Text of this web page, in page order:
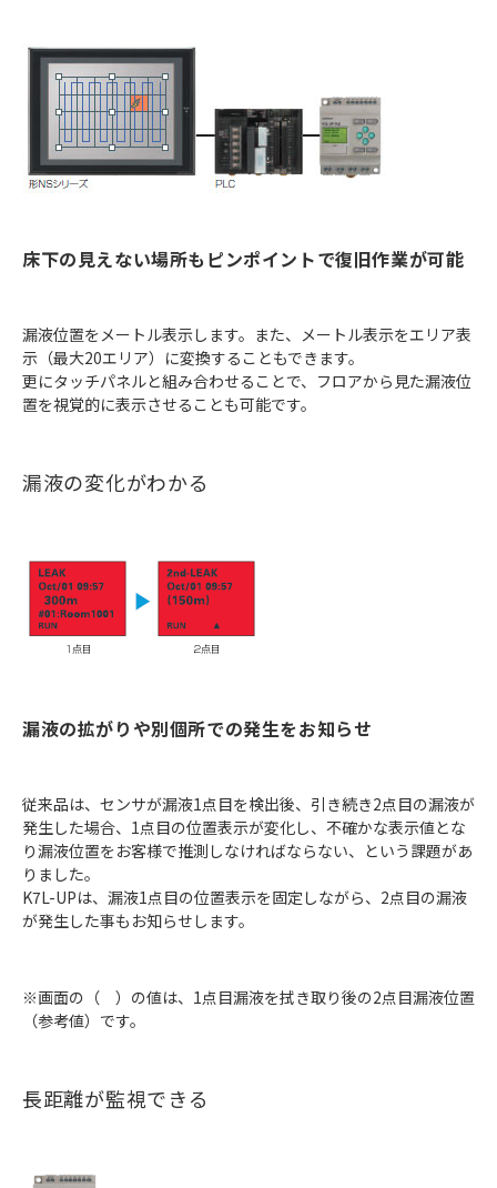
床下の見えない場所もピンポイントで復旧作業が可能
漏液位置をメートル表示します。また、メートル表示をエリア表
示（最大20エリア）に変換することもできます。
更にタッチパネルと組み合わせることで、フロアから見た漏液位
置を視覚的に表示させることも可能です。
漏液の変化がわかる
漏液の拡がりや別個所での発生をお知らせ
従来品は、センサが漏液1点目を検出後、引き続き2点目の漏液が
発生した場合、1点目の位置表示が変化し、不確かな表示値とな
り漏液位置をお客様で推測しなければならない、という課題があ
りました。
K7L-UPは、漏液1点目の位置表示を固定しながら、2点目の漏液
が発生した事もお知らせします。
※画面の（ ）の値は、1点目漏液を拭き取り後の2点目漏液位置
（参考値）です。
長距離が監視できる